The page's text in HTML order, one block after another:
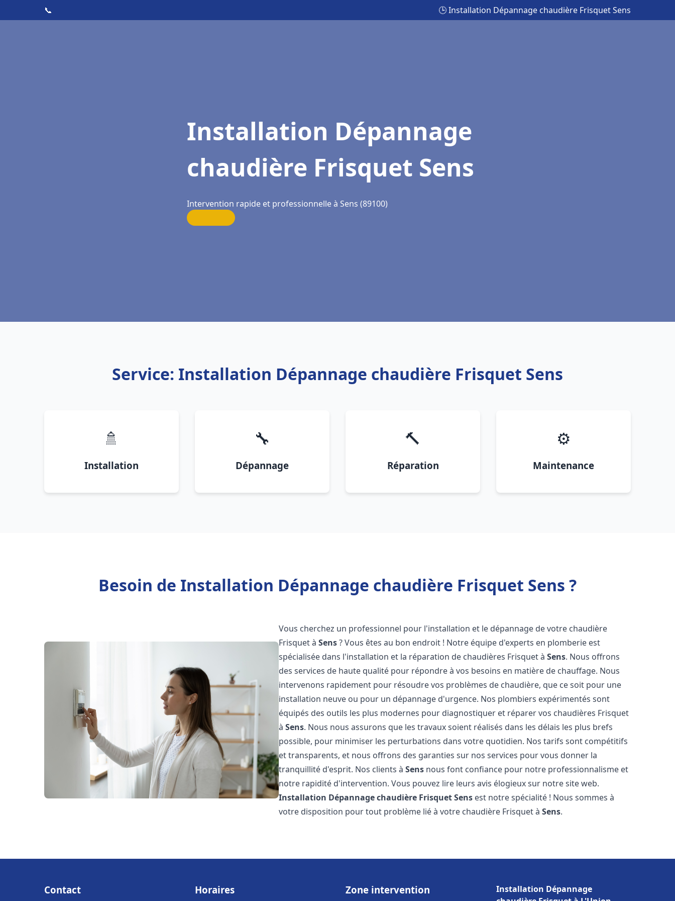
📞 🕒 Installation Dépannage chaudière Frisquet Sens
Installation Dépannage
chaudière Frisquet Sens
Intervention rapide et professionnelle à Sens (89100)
Service: Installation Dépannage chaudière Frisquet Sens
🚿
Installation
🔧
Dépannage
🔨
Réparation
⚙️
Maintenance
Besoin de Installation Dépannage chaudière Frisquet Sens ?
Vous cherchez un professionnel pour l'installation et le dépannage de votre chaudière
Frisquet àSens? Vous êtes au bon endroit ! Notre équipe d'experts en plomberie est
spécialisée dans l'installation et la réparation de chaudières Frisquet àSens. Nous offrons
des services de haute qualité pour répondre à vos besoins en matière de chauffage. Nous
intervenons rapidement pour résoudre vos problèmes de chaudière, que ce soit pour une
installation neuve ou pour un dépannage d'urgence. Nos plombiers expérimentés sont
équipés des outils les plus modernes pour diagnostiquer et réparer vos chaudières Frisquet
àSens. Nous nous assurons que les travaux soient réalisés dans les délais les plus brefs
possible, pour minimiser les perturbations dans votre quotidien. Nos tarifs sont compétitifs
et transparents, et nous offrons des garanties sur nos services pour vous donner la
tranquillité d'esprit. Nos clients àSens nous font confiance pour notre professionnalisme et
notre rapidité d'intervention. Vous pouvez lire leurs avis élogieux sur notre site web.
Installation Dépannage chaudière FrisquetSens est notre spécialité ! Nous sommes à
votre disposition pour tout problème lié à votre chaudière Frisquet àSens.
Contact Horaires Zone intervention
Installation Dépannage